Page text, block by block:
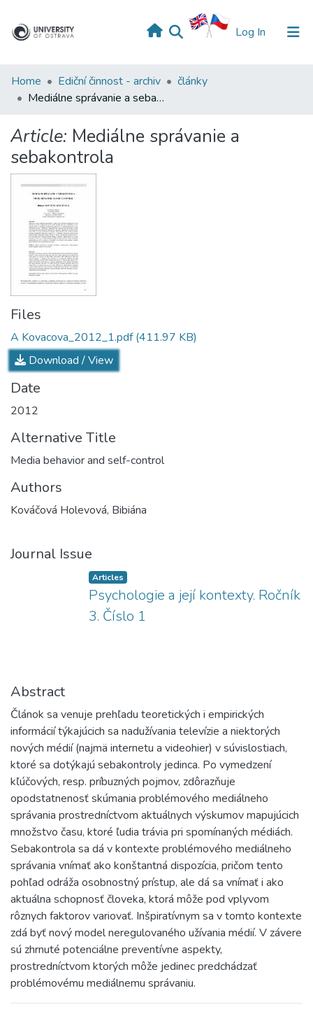
Log In (current)
Home Ediční činnost - archiv
články
Mediálne správanie a sebakontrola
Article: Mediálne správanie a
sebakontrola
Files
A Kovacova_2012_1.pdf(411.97 KB)
Download / View
Date
2012
Alternative Title
Media behavior and self-control
Authors
Kováčová Holevová, Bibiána
Journal Issue
Articles
Psychologie a její kontexty. Ročník
3. Číslo 1
Abstract
Článok sa venuje prehľadu teoretických i empirických
informácií týkajúcich sa nadužívania televízie a niektorých
nových médií (najmä internetu a videohier) v súvislostiach,
ktoré sa dotýkajú sebakontroly jedinca. Po vymedzení
kľúčových, resp. príbuzných pojmov, zdôrazňuje
opodstatnenosť skúmania problémového mediálneho
správania prostredníctvom aktuálnych výskumov mapujúcich
množstvo času, ktoré ľudia trávia pri spomínaných médiách.
Sebakontrola sa dá v kontexte problémového mediálneho
správania vnímať ako konštantná dispozícia, pričom tento
pohľad odráža osobnostný prístup, ale dá sa vnímať i ako
aktuálna schopnosť človeka, ktorá môže pod vplyvom
rôznych faktorov variovať. Inšpiratívnym sa v tomto kontexte
zdá byť nový model neregulovaného užívania médií. V závere
sú zhrnuté potenciálne preventívne aspekty,
prostredníctvom ktorých môže jedinec predchádzať
problémovému mediálnemu správaniu.